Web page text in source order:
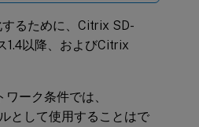
るために、Citrix SD-
1.4以降、およびCitrix
ーク条件では、
として使用することはで